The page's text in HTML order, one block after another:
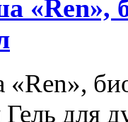
«Ren»,
«Ren»,
для